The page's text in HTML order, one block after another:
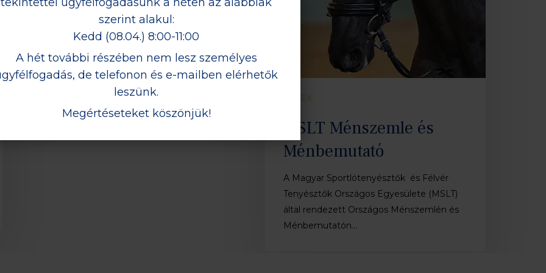
otthont a Kancavizsgának és
Ménkiválasztásnak.A korábbi évekhez
HÍREK
MSLT Ménszemle és
Ménbemutató
A Magyar Sportlótenyésztők és Félvér
Tenyésztők Országos Egyesülete (MSLT)
által rendezett Országos Ménszemlén és
Ménbemutatón…
szerint alakul:
Kedd (08.04.) 8:00-11:00
A hét további részében nem lesz személyes
de telefonon és e-mailben elérhetők
leszünk.
Megértéseteket köszönjük!